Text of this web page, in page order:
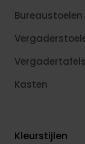
Bureaustoelen
Vergadertafels
Kasten
Kleurstijlen